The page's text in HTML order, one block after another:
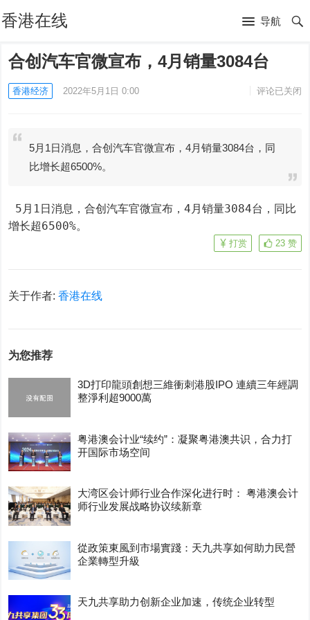
香港在线 导航
合创汽车官微宣布，4月销量3084台
香港经济 2022年5月1日 0:00 评论已关闭
5月1日消息，合创汽车官微宣布，4月销量3084台，同
比增长超6500%。
增长超6500%。
23 赞
打赏
关于作者:香港在线
为您推荐
3D打印龍頭創想三維衝刺港股IPO 連續三年經調
整淨利超9000萬
粤港澳会计业“续约”：凝聚粤港澳共识，合力打
开国际市场空间
大湾区会计师行业合作深化进行时： 粤港澳会计
师行业发展战略协议续新章
從政策東風到市場實踐：天九共享如何助力民營
企業轉型升級
天九共享助力创新企业加速，传统企业转型